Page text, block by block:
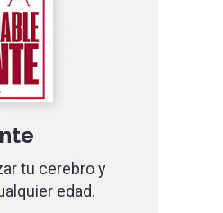
tu cerebro y
edad.